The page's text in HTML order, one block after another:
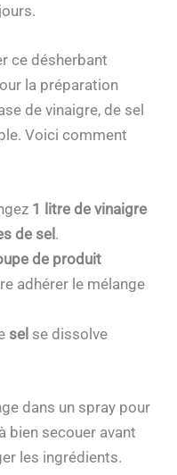
ce désherbant
la préparation
de vinaigre, de sel
Voici comment
1 litre de vinaigre
de sel .
de produit
adhérer le mélange
sel se dissolve
dans un spray pour
bien secouer avant
les ingrédients.